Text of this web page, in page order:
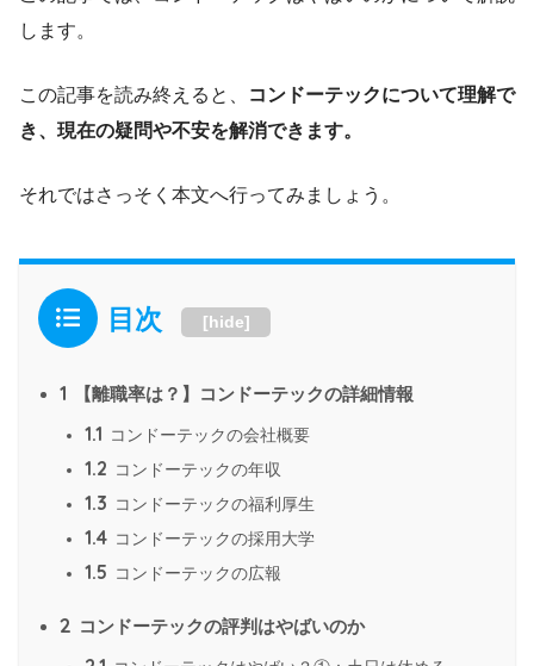
します。
この記事を読み終えると、
コンドーテックについて理解で
き、現在の疑問や不安を解消できます。
それではさっそく本文へ行ってみましょう。
目次 [hide]
1 【離職率は？】コンドーテックの詳細情報
1.1 コンドーテックの会社概要
1.2 コンドーテックの年収
1.3 コンドーテックの福利厚生
1.4 コンドーテックの採用大学
1.5 コンドーテックの広報
2 コンドーテックの評判はやばいのか